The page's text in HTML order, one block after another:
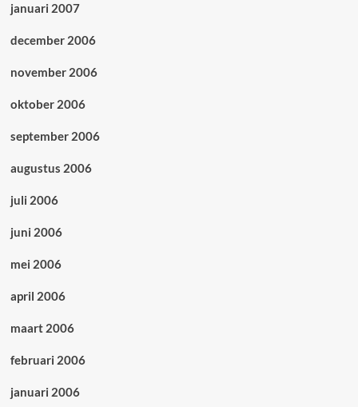
januari 2007
december 2006
november 2006
oktober 2006
september 2006
augustus 2006
juli 2006
juni 2006
mei 2006
april 2006
maart 2006
februari 2006
januari 2006